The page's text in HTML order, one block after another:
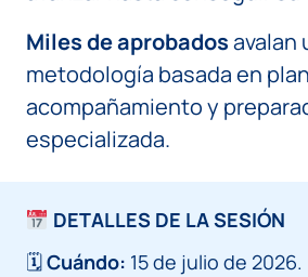
Miles de aprobadosavalan
metodología basada en
acompañamiento y
especializada.
DETALLES DE LA SESIÓN
🗓Cuándo: 15 de julio de 2026.